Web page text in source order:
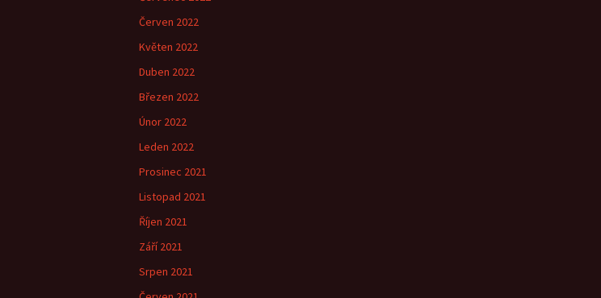
Červen 2022
Květen 2022
Duben 2022
Březen 2022
Únor 2022
Leden 2022
Prosinec 2021
Listopad 2021
Říjen 2021
Září 2021
Srpen 2021